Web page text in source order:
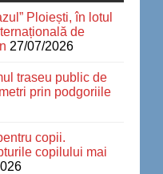
Ploiești, în lotul
de
27/07/2026
traseu public de
prin podgoriile
copii.
copilului mai